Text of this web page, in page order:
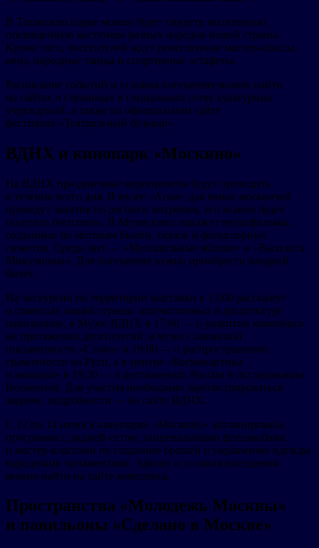
В Таганском парке можно будет увидеть экспозицию,
посвященную костюмам разных народов нашей страны.
Кроме того, посетителей ждут ремесленные мастер-классы,
квиз, народные танцы и спортивные эстафеты.
Расписание событий и условия посещения можно найти
на сайтах и страницах в социальных сетях культурных
учреждений, а также на официальном сайте
фестиваля «Театральный бульвар».
ВДНХ и кинопарк «Москино»
На ВДНХ праздничные мероприятия будут проходить
в течение всего дня. В музее «Атом» для юных москвичей
проведут занятия по росписи матрешек, его можно будет
посетить бесплатно. В Музее кино покажут мультфильмы,
созданные по мотивам былин, сказок и фольклорных
сюжетов. Среди них — «Молодильные яблоки» и «Василиса
Микулишна». Для посещения нужно приобрести входной
билет.
На экскурсии по территории выставки в 13:00 расскажут
о символах нашей страны, запечатленных в архитектуре
павильонов, в Музее ВДНХ в 17:00 — о развитии комплекса
на протяжении десятилетий, в музее славянской
письменности «Слово» в 19:00 — о распространении
грамотности на Руси, а в центре «Космонавтика
и авиация» в 19:30 — о достижениях России в исследовании
Вселенной. Для участия необходимо зарегистрироваться
заранее, подробности — на сайте ВДНХ.
С 12 по 14 июня в кинопарке «Москино» запланирована
программа с диджей-сетом, танцевальными флешмобами
и мастер-классами по созданию брошей и украшению одежды
народными орнаментами. Афишу и условия посещения
можно найти на сайте комплекса.
Пространства «Молодежь Москвы»
и павильоны «Сделано в Москве»